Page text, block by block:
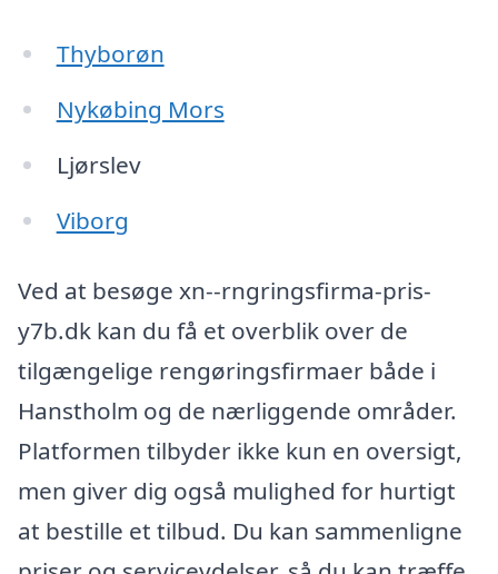
Thyborøn
Nykøbing Mors
Ljørslev
Viborg
Ved at besøge xn--rngringsfirma-pris-
y7b.dk kan du få et overblik over de
tilgængelige rengøringsfirmaer både i
Hanstholm og de nærliggende områder.
Platformen tilbyder ikke kun en oversigt,
men giver dig også mulighed for hurtigt
at bestille et tilbud. Du kan sammenligne